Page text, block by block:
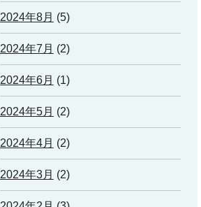
2024年8月 (5)
2024年7月 (2)
2024年6月 (1)
2024年5月 (2)
2024年4月 (2)
2024年3月 (2)